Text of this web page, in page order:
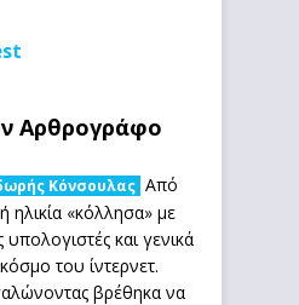
Αρθρογράφο
Κόνσουλας Από
ηλικία «κόλλησα» με
υπολογιστές και γενικά
του ίντερνετ.
βρέθηκα να